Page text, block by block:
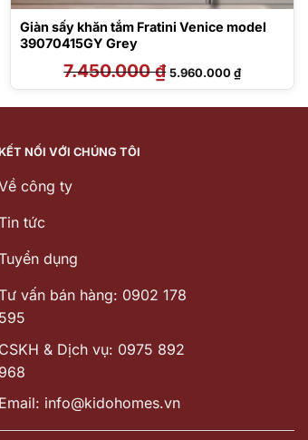
Giàn sấy khăn tắm Fratini Venice model
39070415GY Grey
7.450.000₫ Giá
gốc
là:
5.960.000₫Giá
hiện
tại
5.960.000
KẾT NỐI VỚI CHÚNG TÔI
công ty
tức
dụng
vấn bán hàng: 0902 178
595
CSKH & Dịch vụ: 0975 892
968
Email: info@kidohomes.vn